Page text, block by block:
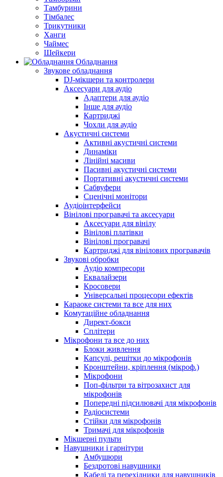
Тамбурини
Тімбалес
Трикутники
Ханги
Чаймес
Шейкери
Обладнання
Звукове обладнання
DJ-мікшери та контролери
Аксесуари для аудіо
Адаптери для аудіо
Інше для аудіо
Картриджі
Чохли для аудіо
Акустичні системи
Активні акустичні системи
Динаміки
Лінійні масиви
Пасивні акустичні системи
Портативні акустичні системи
Сабвуфери
Сценічні монітори
Аудіоінтерфейси
Вінілові програвачі та аксесуари
Аксесуари для вінілу
Вінілові платівки
Вінілові програвачі
Картриджі для вінілових програвачів
Звукові обробки
Аудіо компресори
Еквалайзери
Кросовери
Універсальні процесори ефектів
Караоке системи та все для них
Комутаційне обладнання
Директ-бокси
Сплітери
Мікрофони та все до них
Блоки живлення
Капсулі, решітки до мікрофонів
Кронштейни, кріплення (мікроф.)
Мікрофони
Поп-фільтри та вітрозахист для
мікрофонів
Попередні підсилювачі для мікрофонів
Радіосистеми
Стійки для мікрофонів
Тримачі для мікрофонів
Мікшерні пульти
Навушники і гарнітури
Амбушюри
Бездротові навушники
Кабелі та перехідники для навушників